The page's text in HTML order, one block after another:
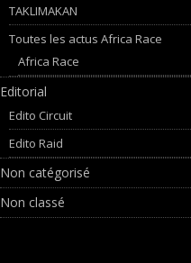
TAKLIMAKAN
Toutes les actus Africa Race
Africa Race
Editorial
Edito Circuit
Edito Raid
Non catégorisé
Non classé